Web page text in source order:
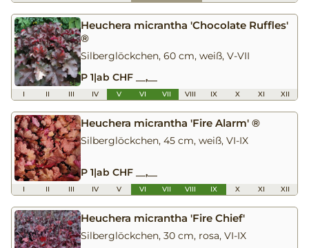
Heuchera micrantha 'Chocolate Ruffles'
®
Silberglöckchen, 60 cm, weiß, V-VII
P 1|ab CHF __,__
I II III IV V VI VII VIII IX X XI XII
Heuchera micrantha 'Fire Alarm' ®
Silberglöckchen, 45 cm, weiß, VI-IX
P 1|ab CHF __,__
I II III IV V VI VII VIII IX X XI XII
Heuchera micrantha 'Fire Chief'
Silberglöckchen, 30 cm, rosa, VI-IX